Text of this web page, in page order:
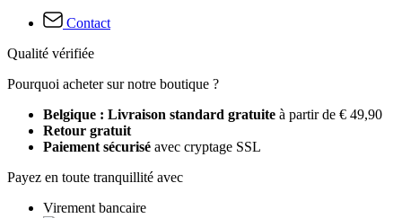
Contact
Qualité vérifiée
Pourquoi acheter sur notre boutique ?
Belgique : Livraison standard gratuite à partir de € 49,90
Retour gratuit
Paiement sécurisé avec cryptage SSL
Payez en toute tranquillité avec
Virement bancaire